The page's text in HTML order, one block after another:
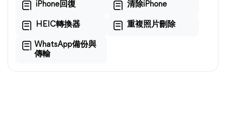
iPhone回復 清除iPhone
HEIC轉換器 重複照片刪除
WhatsApp備份與
傳輸